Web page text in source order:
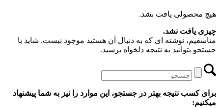
هیچ محصولی یافت نشد.
چیزی یافت نشد.
متاسفیم، نوشته ای که به دنبال آن هستید موجود نیست. شاید با
جستجو بتوانید به نتیجه دلخواه برسید.
برای کسب نتیجه بهتر در جستجو، این موارد را نیز به شما پیشنهاد
میکنیم: